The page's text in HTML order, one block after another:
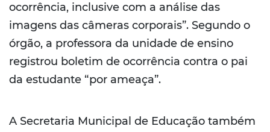
ocorrência, inclusive com a análise das
imagens das câmeras corporais”. Segundo o
órgão, a professora da unidade de ensino
registrou boletim de ocorrência contra o pai
da estudante “por ameaça”.
A Secretaria Municipal de Educação também